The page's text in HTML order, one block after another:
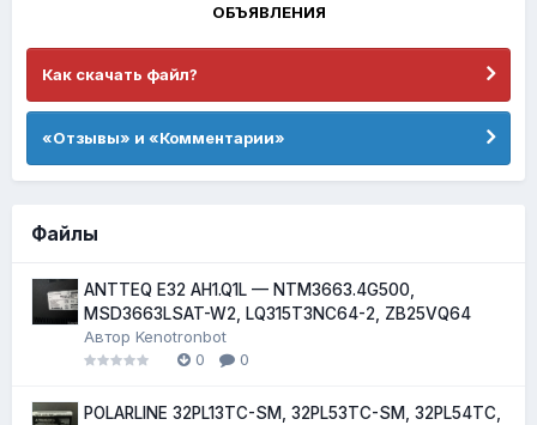
ОБЪЯВЛЕНИЯ
Как скачать файл?
«Отзывы» и «Комментарии»
Файлы
ANTTEQ E32 AH1.Q1L — NTM3663.4G500,
MSD3663LSAT-W2, LQ315T3NC64-2, ZB25VQ64
Автор Kenotronbot
0
0
POLARLINE 32PL13TC-SM, 32PL53TC-SM, 32PL54TC,